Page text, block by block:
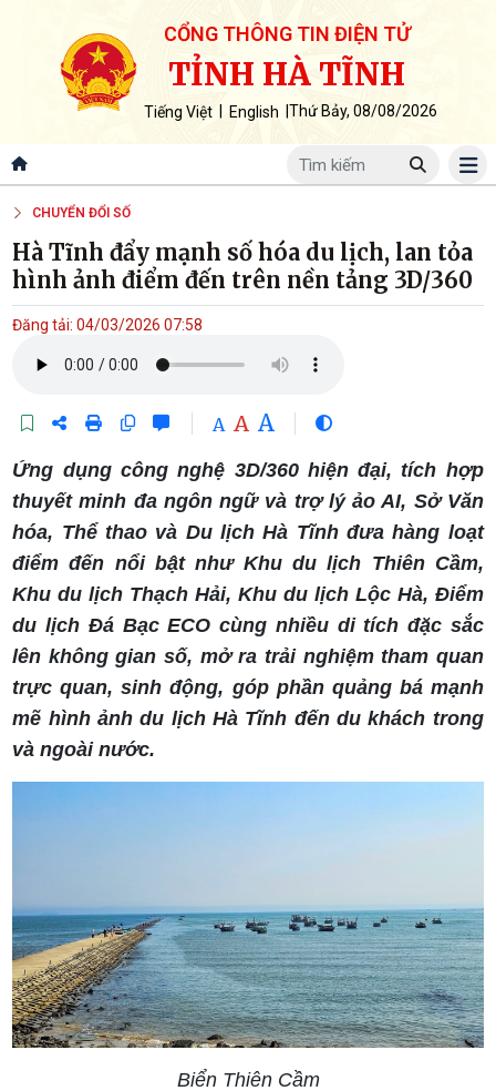
CỔNG THÔNG TIN ĐIỆN TỬ
TỈNH HÀ TĨNH
Tiếng Việt English Thứ Bảy, 08/08/2026
CHUYỂN ĐỔI SỐ
Hà Tĩnh đẩy mạnh số hóa du lịch, lan tỏa
hình ảnh điểm đến trên nền tảng 3D/360
Đăng tải: 04/03/2026 07:58
A A A
Ứng dụng công nghệ 3D/360 hiện đại, tích hợp
thuyết minh đa ngôn ngữ và trợ lý ảo AI, Sở Văn
hóa, Thể thao và Du lịch Hà Tĩnh đưa hàng loạt
điểm đến nổi bật như Khu du lịch Thiên Cầm,
Khu du lịch Thạch Hải, Khu du lịch Lộc Hà, Điểm
du lịch Đá Bạc ECO cùng nhiều di tích đặc sắc
lên không gian số, mở ra trải nghiệm tham quan
trực quan, sinh động, góp phần quảng bá mạnh
mẽ hình ảnh du lịch Hà Tĩnh đến du khách trong
và ngoài nước.
Biển Thiên Cầm